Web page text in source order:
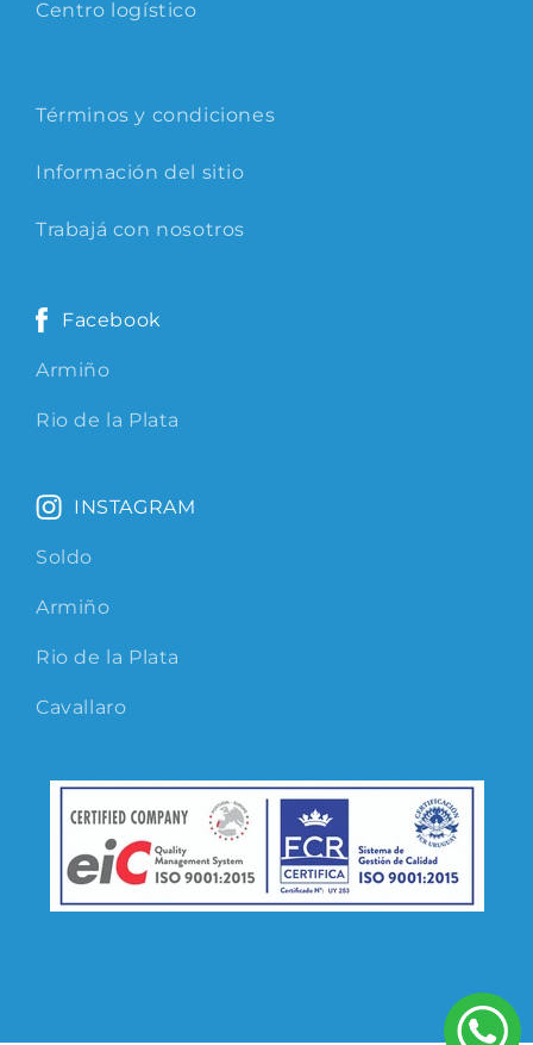
Centro logístico
Términos y condiciones
Información del sitio
Trabajá con nosotros
Facebook
Armiño
Rio de la Plata
INSTAGRAM
Soldo
Armiño
Rio de la Plata
Cavallaro